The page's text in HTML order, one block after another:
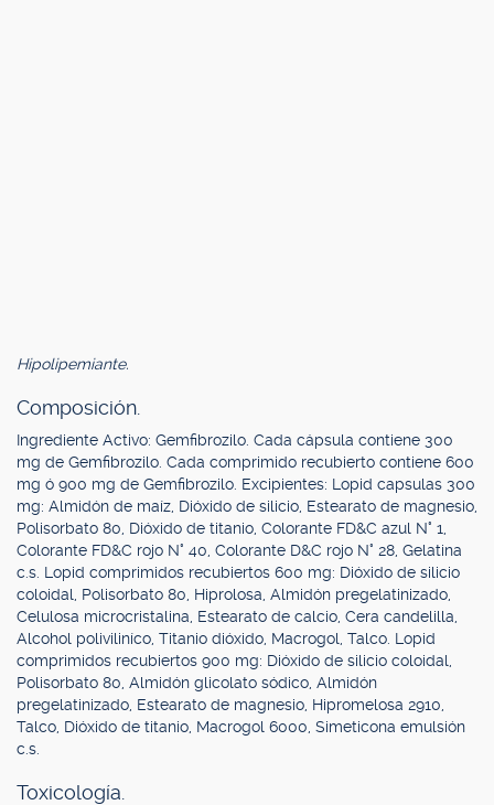
Hipolipemiante.
Composición.
Ingrediente Activo: Gemfibrozilo. Cada cápsula contiene 300
mg de Gemfibrozilo. Cada comprimido recubierto contiene 600
mg ó 900 mg de Gemfibrozilo. Excipientes: Lopid capsulas 300
mg: Almidón de maíz, Dióxido de silicio, Estearato de magnesio,
Polisorbato 80, Dióxido de titanio, Colorante FD&C azul N° 1,
Colorante FD&C rojo N° 40, Colorante D&C rojo N° 28, Gelatina
c.s. Lopid comprimidos recubiertos 600 mg: Dióxido de silicio
coloidal, Polisorbato 80, Hiprolosa, Almidón pregelatinizado,
Celulosa microcristalina, Estearato de calcio, Cera candelilla,
Alcohol poliviliníco, Titanio dióxido, Macrogol, Talco. Lopid
comprimidos recubiertos 900 mg: Dióxido de silicio coloidal,
Polisorbato 80, Almidón glicolato sódico, Almidón
pregelatinizado, Estearato de magnesio, Hipromelosa 2910,
Talco, Dióxido de titanio, Macrogol 6000, Simeticona emulsión
c.s.
Toxicología.